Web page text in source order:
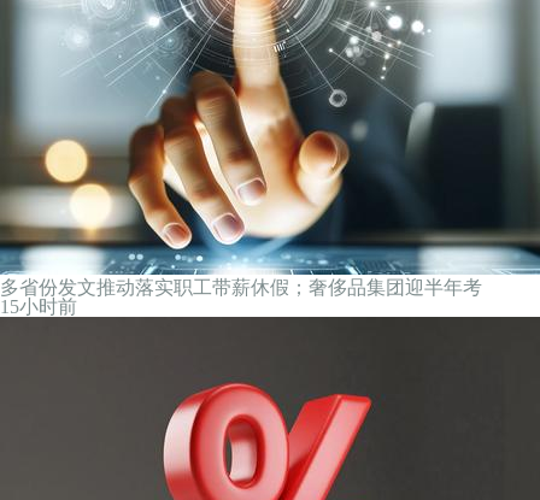
多省份发文推动落实职工带薪休假；奢侈品集团迎半年考
15小时前